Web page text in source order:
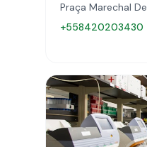
Praça Marechal
+558420203430